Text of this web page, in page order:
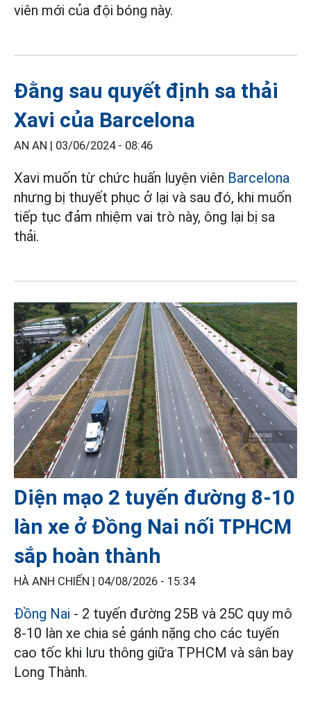
viên mới của đội bóng này.
Đằng sau quyết định sa thải
Xavi của Barcelona
AN AN | 03/06/2024 - 08:46
Xavi muốn từ chức huấn luyện viên Barcelona
nhưng bị thuyết phục ở lại và sau đó, khi muốn
tiếp tục đảm nhiệm vai trò này, ông lại bị sa
thải.
Diện mạo 2 tuyến đường 8-10
làn xe ở Đồng Nai nối TPHCM
sắp hoàn thành
HÀ ANH CHIẾN | 04/08/2026 - 15:34
Đồng Nai - 2 tuyến đường 25B và 25C quy mô
8-10 làn xe chia sẻ gánh nặng cho các tuyến
cao tốc khi lưu thông giữa TPHCM và sân bay
Long Thành.